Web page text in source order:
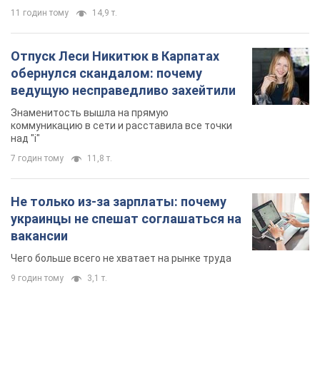
11 годин тому 14,9 т.
Отпуск Леси Никитюк в Карпатах
обернулся скандалом: почему
ведущую несправедливо захейтили
Знаменитость вышла на прямую
коммуникацию в сети и расставила все точки
над "i"
7 годин тому 11,8 т.
Не только из-за зарплаты: почему
украинцы не спешат соглашаться на
вакансии
Чего больше всего не хватает на рынке труда
9 годин тому 3,1 т.